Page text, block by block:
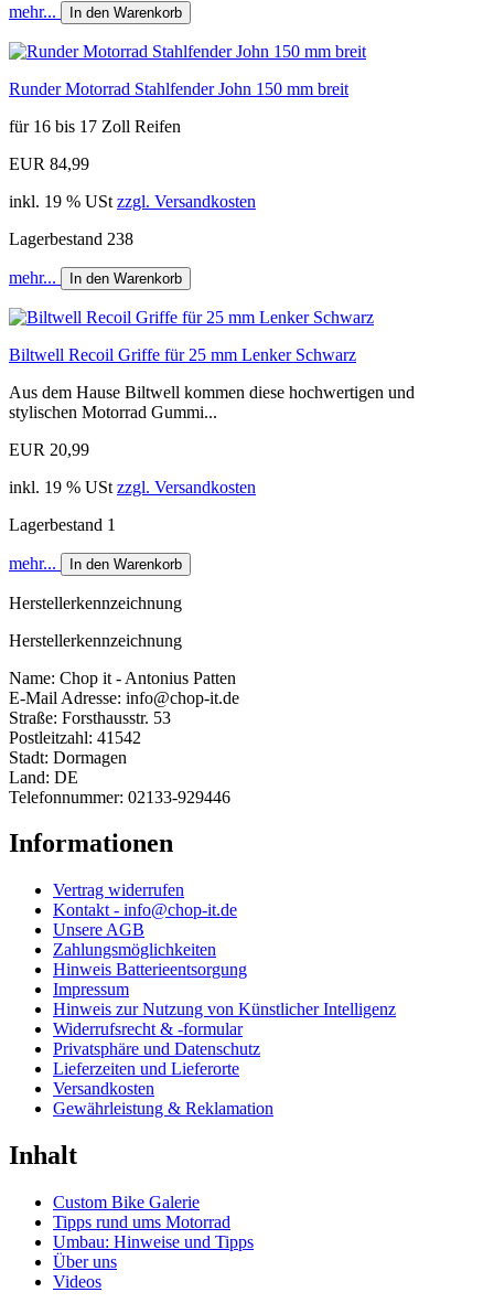
mehr... In den Warenkorb
Runder Motorrad Stahlfender John 150 mm breit
für 16 bis 17 Zoll Reifen
EUR 84,99
inkl. 19 % USt zzgl. Versandkosten
Lagerbestand 238
mehr... In den Warenkorb
Biltwell Recoil Griffe für 25 mm Lenker Schwarz
Aus dem Hause Biltwell kommen diese hochwertigen und
stylischen Motorrad Gummi...
EUR 20,99
inkl. 19 % USt zzgl. Versandkosten
Lagerbestand 1
mehr... In den Warenkorb
Herstellerkennzeichnung
Herstellerkennzeichnung
Name: Chop it - Antonius Patten
E-Mail Adresse: info@chop-it.de
Straße: Forsthausstr. 53
Postleitzahl: 41542
Stadt: Dormagen
Land: DE
Telefonnummer: 02133-929446
Informationen
Vertrag widerrufen
Kontakt - info@chop-it.de
Unsere AGB
Zahlungsmöglichkeiten
Hinweis Batterieentsorgung
Impressum
Hinweis zur Nutzung von Künstlicher Intelligenz
Widerrufsrecht & -formular
Privatsphäre und Datenschutz
Lieferzeiten und Lieferorte
Versandkosten
Gewährleistung & Reklamation
Inhalt
Custom Bike Galerie
Tipps rund ums Motorrad
Umbau: Hinweise und Tipps
Über uns
Videos